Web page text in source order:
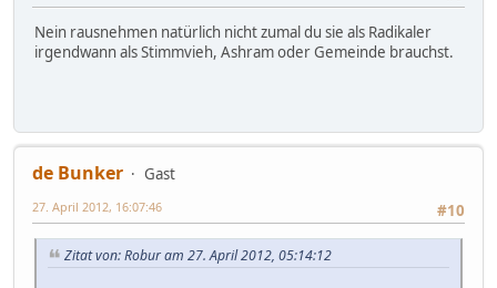
Nein rausnehmen natürlich nicht zumal du sie als Radikaler
irgendwann als Stimmvieh, Ashram oder Gemeinde brauchst.
de Bunker
Gast
#10
27. April 2012, 16:07:46
Zitat von: Robur am 27. April 2012, 05:14:12